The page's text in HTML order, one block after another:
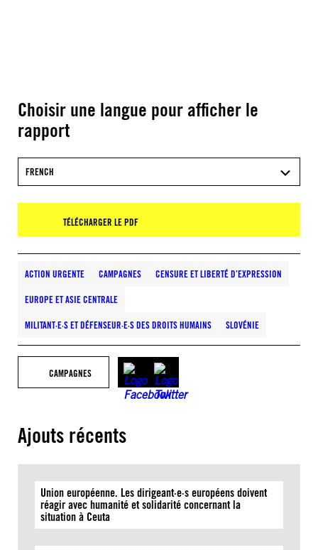
Choisir une langue pour afficher le
rapport
FRENCH
TÉLÉCHARGER LE PDF
ACTION URGENTE CAMPAGNES CENSURE ET LIBERTÉ D’EXPRESSION
EUROPE ET ASIE CENTRALE
MILITANT·E·S ET DÉFENSEUR·E·S DES DROITS HUMAINS SLOVÉNIE
CAMPAGNES
Ajouts récents
Union européenne. Les dirigeant·e·s européens doivent
réagir avec humanité et solidarité concernant la
situation à Ceuta